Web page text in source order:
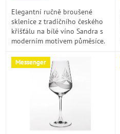
Elegantní ručně broušené
sklenice z tradičního českého
křišťálu na bílé víno Sandra s
moderním motivem půměsíce.
příležitosti i každodenní
užívání....
Messenger